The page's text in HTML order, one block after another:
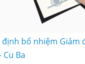
định bổ nhiệm Giám
Ba